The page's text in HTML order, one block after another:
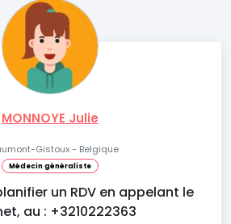
MONNOYE Julie
Gistoux - Belgique
Médecin généraliste
un RDV en appelant le
au : +3210222363